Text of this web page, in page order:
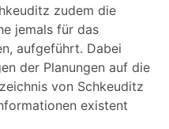
zudem die
jemals für das
aufgeführt. Dabei
der Planungen auf die
von Schkeuditz
existent